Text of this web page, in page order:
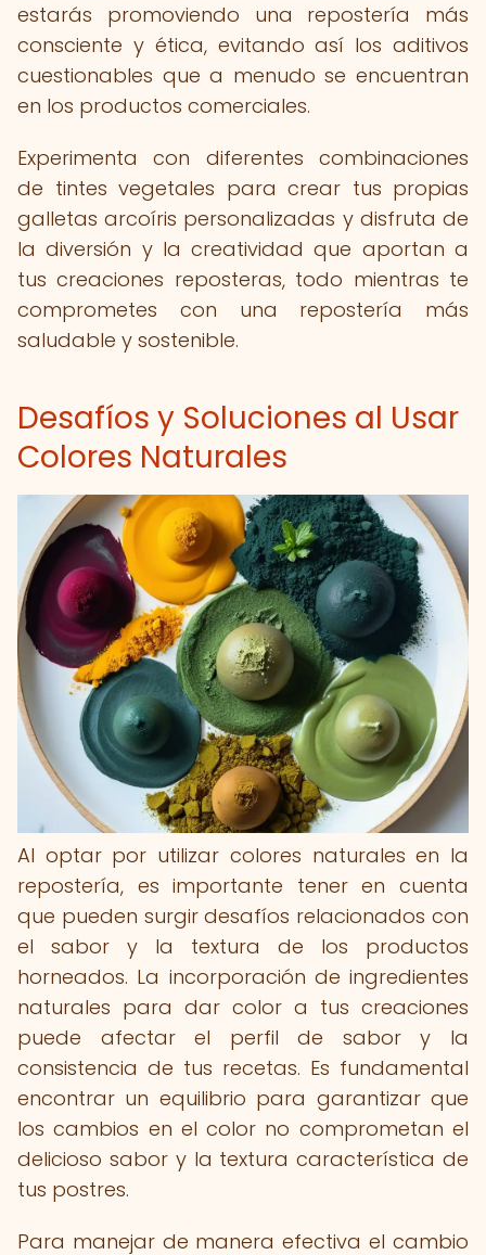
estarás promoviendo una repostería más
consciente y ética, evitando así los aditivos
cuestionables que a menudo se encuentran
en los productos comerciales.
Experimenta con diferentes combinaciones
de tintes vegetales para crear tus propias
galletas arcoíris personalizadas y disfruta de
la diversión y la creatividad que aportan a
tus creaciones reposteras, todo mientras te
comprometes con una repostería más
saludable y sostenible.
Desafíos y Soluciones al Usar
Colores Naturales
Al optar por utilizar colores naturales en la
repostería, es importante tener en cuenta
que pueden surgir desafíos relacionados con
el sabor y la textura de los productos
horneados. La incorporación de ingredientes
naturales para dar color a tus creaciones
puede afectar el perfil de sabor y la
consistencia de tus recetas. Es fundamental
encontrar un equilibrio para garantizar que
los cambios en el color no comprometan el
delicioso sabor y la textura característica de
tus postres.
Para manejar de manera efectiva el cambio